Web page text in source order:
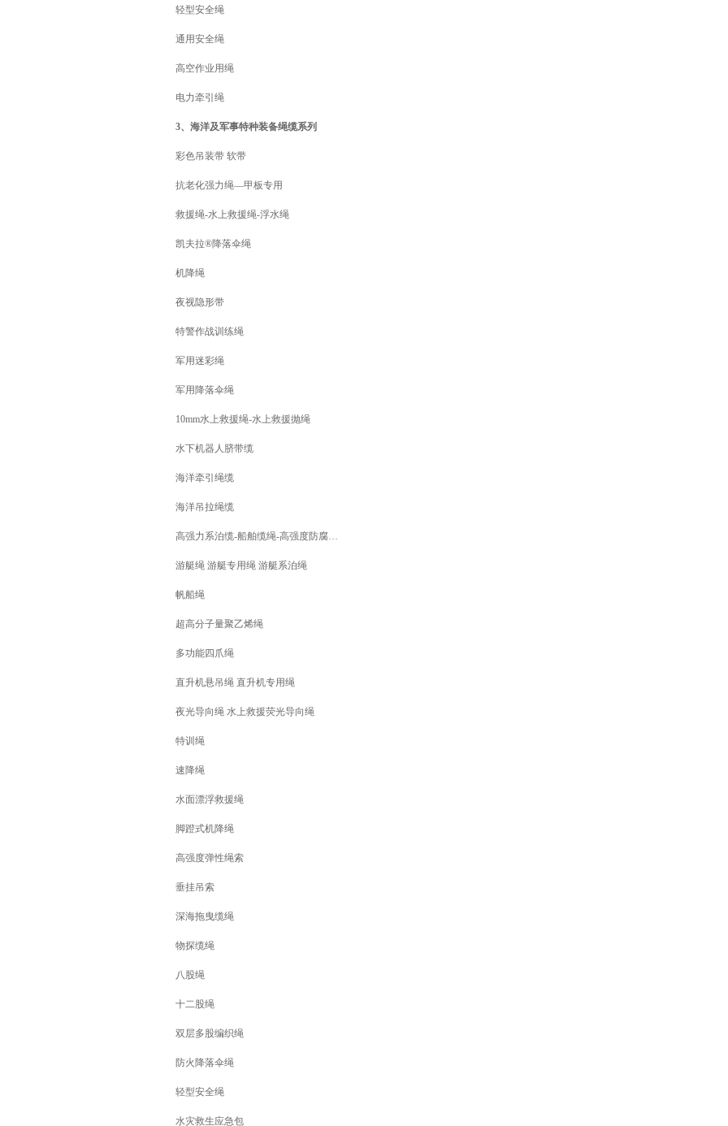
轻型安全绳
通用安全绳
高空作业用绳
电力牵引绳
3、海洋及军事特种装备绳缆系列
彩色吊装带 软带
抗老化强力绳—甲板专用
救援绳-水上救援绳-浮水绳
凯夫拉®降落伞绳
机降绳
夜视隐形带
特警作战训练绳
军用迷彩绳
军用降落伞绳
10mm水上救援绳-水上救援抛绳
水下机器人脐带缆
海洋牵引绳缆
海洋吊拉绳缆
高强力系泊缆-船舶缆绳-高强度防腐缆绳
游艇绳 游艇专用绳 游艇系泊绳
帆船绳
超高分子量聚乙烯绳
多功能四爪绳
直升机悬吊绳 直升机专用绳
夜光导向绳 水上救援荧光导向绳
特训绳
速降绳
水面漂浮救援绳
脚蹬式机降绳
高强度弹性绳索
垂挂吊索
深海拖曳缆绳
物探缆绳
八股绳
十二股绳
双层多股编织绳
防火降落伞绳
轻型安全绳
水灾救生应急包